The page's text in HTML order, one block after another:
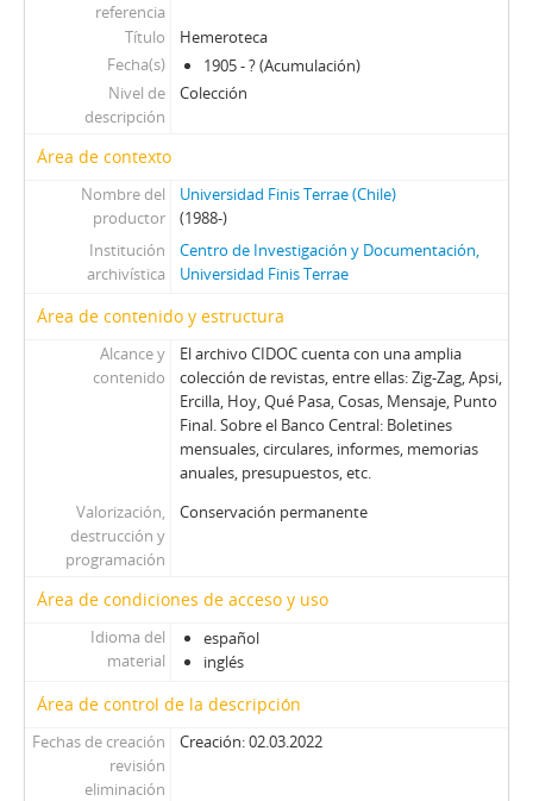
P - Paloma
Pag - Páginas: Para una acción solidaria
PEC - Política. Economía. Cultura.
PP - Pluma y Pincel
PM - Pacífico Magazine
QP - Qué Pasa
QR - La Quinta Rueda
REC - Revista el Compañero
S - Solidaridad
TS - Tribuna Sindical
V - Vea
VC - Vía Chilena
ZZ - Zig-Zag
referencia
Título
Hemeroteca
Fecha(s)
1905 - ? (Acumulación)
Nivel de
descripción
Colección
Área de contexto
Nombre del
productor
Universidad Finis Terrae (Chile)
(1988-)
Institución
archivística
Centro de Investigación y Documentación,
Universidad Finis Terrae
Área de contenido y estructura
Alcance y
contenido
El archivo CIDOC cuenta con una amplia
colección de revistas, entre ellas: Zig-Zag, Apsi,
Ercilla, Hoy, Qué Pasa, Cosas, Mensaje, Punto
Final. Sobre el Banco Central: Boletines
mensuales, circulares, informes, memorias
anuales, presupuestos, etc.
Valorización,
destrucción y
programación
Conservación permanente
Área de condiciones de acceso y uso
Idioma del
material
español
inglés
Área de control de la descripción
Fechas de creación
revisión
eliminación
Creación: 02.03.2022